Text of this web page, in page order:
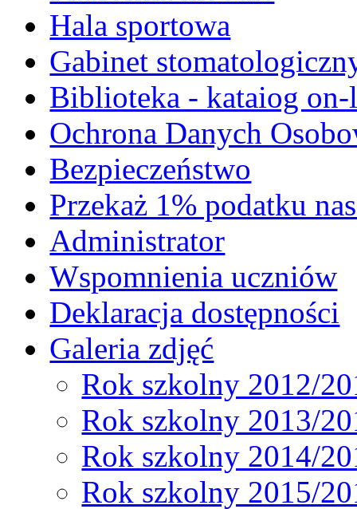
Hala sportowa
Gabinet
Biblioteka - kataiog
Ochrona Danych
Bezpieczeństwo
Przekaż 1% podatku
Administrator
Wspomnienia uczniów
Deklaracja dostępności
Galeria zdjęć
Rok szkolny 2012/
Rok szkolny 2013/
Rok szkolny 2014/
Rok szkolny 2015/